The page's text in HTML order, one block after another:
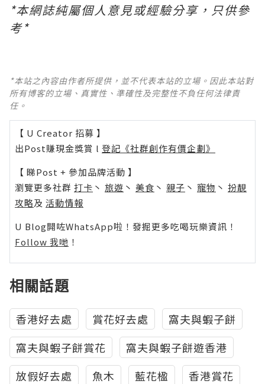
*本網誌純屬個人意見或經驗分享，只供參
考*
*本站之內容由作者所提供，並不代表本站的立場。因此本站對
所有博客的立場、真實性、準確性及完整性不負任何法律責
任。
【 U Creator 招募 】
出Post賺現金獎賞 l 登記《社群創作有價企劃》
【 睇Post + 參加品牌活動 】
瀏覽更多社群 打卡 丶 旅遊 丶 美食 丶 親子 丶 寵物 丶 扮靚
攻略及 活動情報
U Blog開咗WhatsApp啦！發掘更多吃喝玩樂資訊！
Follow 我哋 ！
相關話題
香港好去處 賞花好去處
窩夫與蝦子餅
窩夫與蝦子餅賞花
窩夫與蝦子餅遊香港
放假好去處
魚木 藍花楹
香港賞花